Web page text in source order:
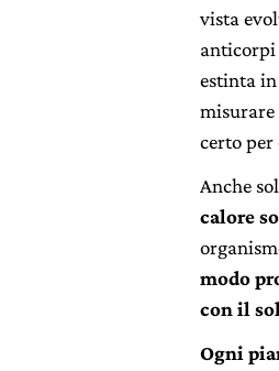
vista
anticorpi
estinta
misurare
certo per
Anche
calore
modo
con il
Ogni